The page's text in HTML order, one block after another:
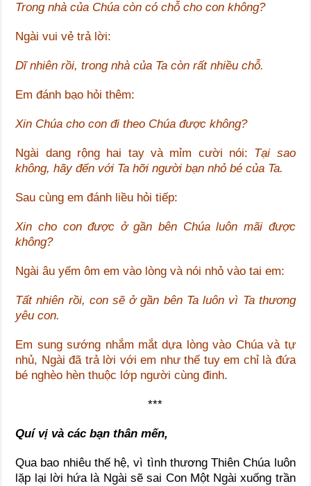
Trong nhà của Chúa còn có chỗ cho con không?
Ngài vui vẻ trả lời:
Dĩ nhiên rồi, trong nhà của Ta còn rất nhiều chỗ.
Em đánh bạo hỏi thêm:
Xin Chúa cho con đi theo Chúa được không?
Ngài dang rộng hai tay và mỉm cười nói: Tại sao
không, hãy đến với Ta hỡi người bạn nhỏ bé của Ta.
Sau cùng em đánh liều hỏi tiếp:
Xin cho con được ở gần bên Chúa luôn mãi được
không?
Ngài âu yếm ôm em vào lòng và nói nhỏ vào tai em:
Tất nhiên rồi, con sẽ ở gần bên Ta luôn vì Ta thương
yêu con.
Em sung sướng nhắm mắt dựa lòng vào Chúa và tự
nhủ, Ngài đã trả lời với em như thế tuy em chỉ là đứa
bé nghèo hèn thuộc lớp người cùng đinh.
***
Quí vị và các bạn thân mến,
Qua bao nhiêu thế hệ, vì tình thương Thiên Chúa luôn
lặp lại lời hứa là Ngài sẽ sai Con Một Ngài xuống trần